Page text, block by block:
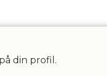
din profil.